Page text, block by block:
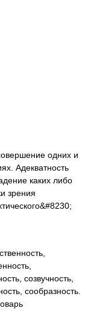
одних и
Адекватность
каких либо
зрения
созвучность,
сообразность.